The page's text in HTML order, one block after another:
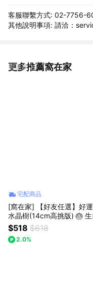
客服聯繫方式: 02-7756-
其他說明事項: 請洽：
更多推薦窩在家
看更多
宅配商品
[窩在家] 【好友任選】好
水晶樹(14cm高挑版) 🎂 生
物｜招財｜辦公室｜開運納
實用｜升遷升職｜喬遷｜開
店｜同事｜上班族｜獅子座
$518 $618
2.0%